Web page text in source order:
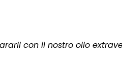
con il nostro olio